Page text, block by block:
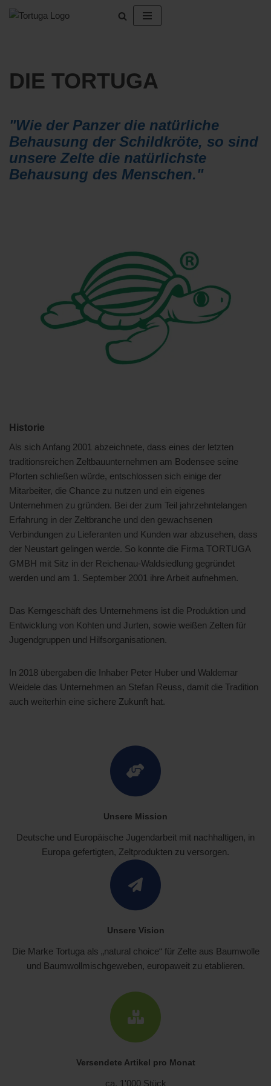
DIE TORTUGA
"Wie der Panzer die natürliche
Behausung der Schildkröte, so sind
unsere Zelte die natürlichste
Behausung des Menschen."
Historie
Als sich Anfang 2001 abzeichnete, dass eines der letzten
traditionsreichen Zeltbauunternehmen am Bodensee seine
Pforten schließen würde, entschlossen sich einige der
Mitarbeiter, die Chance zu nutzen und ein eigenes
Unternehmen zu gründen. Bei der zum Teil jahrzehntelangen
Erfahrung in der Zeltbranche und den gewachsenen
Verbindungen zu Lieferanten und Kunden war abzusehen, dass
der Neustart gelingen werde. So konnte die Firma TORTUGA
GMBH mit Sitz in der Reichenau-Waldsiedlung gegründet
werden und am 1. September 2001 ihre Arbeit aufnehmen.
Das Kerngeschäft des Unternehmens ist die Produktion und
Entwicklung von Kohten und Jurten, sowie weißen Zelten für
Jugendgruppen und Hilfsorganisationen.
In 2018 übergaben die Inhaber Peter Huber und Waldemar
Weidele das Unternehmen an Stefan Reuss, damit die Tradition
auch weiterhin eine sichere Zukunft hat.
Unsere Mission
Deutsche und Europäische Jugendarbeit mit nachhaltigen, in
Europa gefertigten, Zeltprodukten zu versorgen.
Unsere Vision
Die Marke Tortuga als „natural choice“ für Zelte aus Baumwolle
und Baumwollmischgeweben, europaweit zu etablieren.
Versendete Artikel pro Monat
ca. 1'000 Stück